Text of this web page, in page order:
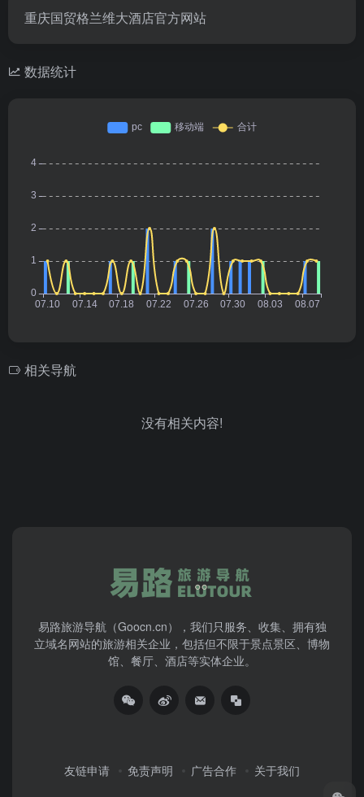
重庆国贸格兰维大酒店官方网站
数据统计
相关导航
没有相关内容!
易路旅游导航（Goocn.cn），我们只服务、收集、拥有独
立域名网站的旅游相关企业，包括但不限于景点景区、博物
馆、餐厅、酒店等实体企业。
友链申请 免责声明 广告合作 关于我们